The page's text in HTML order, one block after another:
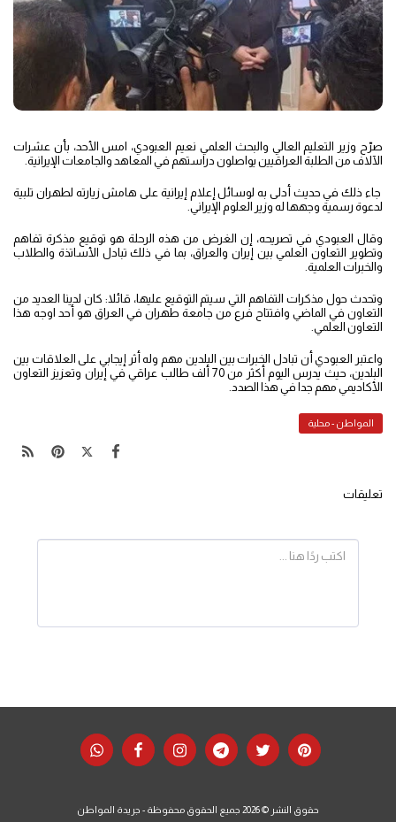
صرّح وزير التعليم العالي والبحث العلمي نعيم العبودي، امس الأحد، بأن عشرات
الآلاف من الطلبة العراقيين يواصلون دراستهم في المعاهد والجامعات الإيرانية.
جاء ذلك في حديث أدلى به لوسائل إعلام إيرانية على هامش زيارته لطهران تلبية
لدعوة رسمية وجهها له وزير العلوم الإيراني.
وقال العبودي في تصريحه، إن الغرض من هذه الرحلة هو توقيع مذكرة تفاهم
وتطوير التعاون العلمي بين إيران والعراق، بما في ذلك تبادل الأساتذة والطلاب
والخبرات العلمية.
وتحدث حول مذكرات التفاهم التي سيتم التوقيع عليها، قائلا: كان لدينا العديد من
التعاون في الماضي وافتتاح فرع من جامعة طهران في العراق هو أحد اوجه هذا
التعاون العلمي.
واعتبر العبودي أن تبادل الخبرات بين البلدين مهم وله أثر إيجابي على العلاقات بين
البلدين، حيث يدرس اليوم أكثر من 70 ألف طالب عراقي في إيران وتعزيز التعاون
الأكاديمي مهم جدا في هذا الصدد.
المواطن - محلية
تعليقات
حقوق النشر © 2026 جميع الحقوق محفوظة - جريدة المواطن